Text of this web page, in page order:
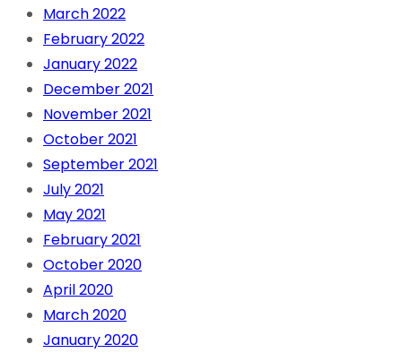
March 2022
February 2022
January 2022
December 2021
November 2021
October 2021
September 2021
July 2021
May 2021
February 2021
October 2020
April 2020
March 2020
January 2020